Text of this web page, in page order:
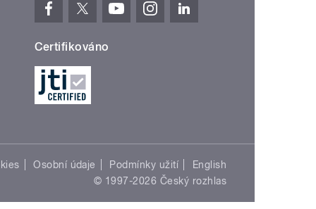
Certifikováno
Osobní údaje Podmínky užití
English
© 1997-2026 Český rozhlas